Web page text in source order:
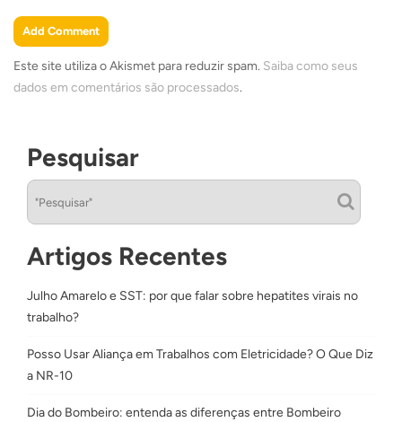
Este site utiliza o Akismet para reduzir spam. Saiba como seus
dados em comentários são processados.
Pesquisar
Artigos Recentes
Julho Amarelo e SST: por que falar sobre hepatites virais no
trabalho?
Posso Usar Aliança em Trabalhos com Eletricidade? O Que Diz
a NR-10
Dia do Bombeiro: entenda as diferenças entre Bombeiro